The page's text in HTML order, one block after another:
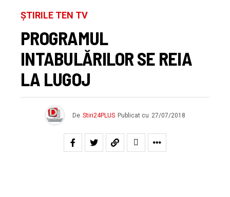
ȘTIRILE TEN TV
PROGRAMUL
INTABULĂRILOR SE REIA
LA LUGOJ
De Stiri24PLUS Publicat cu 27/07/2018